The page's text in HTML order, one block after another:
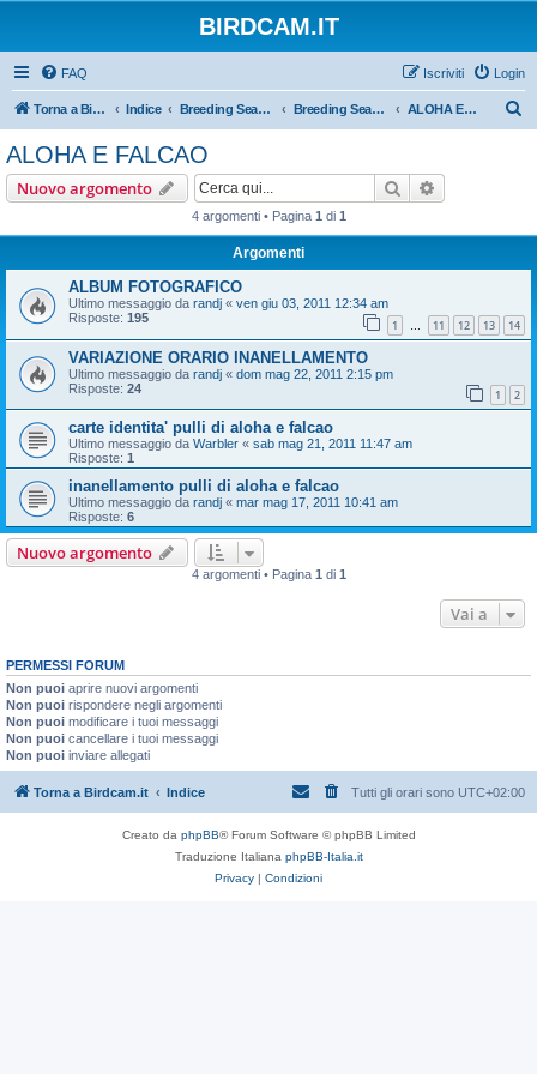
BIRDCAM.IT
FAQ Login
Iscriviti
Torna a Birdcam.it Indice Breeding Seasons 2011 Breeding Season 2011 ALOHA E FALCAO
ALOHA E FALCAO
Nuovo argomento Cerca
4 argomenti • Pagina 1 di 1
Argomenti
ALBUM FOTOGRAFICO
Ultimo messaggio da randj « ven giu 03, 2011 12:34 am
Risposte: 195 1 … 11 12 13 14
VARIAZIONE ORARIO INANELLAMENTO
Ultimo messaggio da randj « dom mag 22, 2011 2:15 pm
Risposte: 24 1 2
carte identita' pulli di aloha e falcao
Ultimo messaggio da Warbler « sab mag 21, 2011 11:47 am
Risposte: 1
inanellamento pulli di aloha e falcao
Ultimo messaggio da randj « mar mag 17, 2011 10:41 am
Risposte: 6
Nuovo argomento
4 argomenti • Pagina 1 di 1
Vai a
PERMESSI FORUM
Non puoi aprire nuovi argomenti
Non puoi rispondere negli argomenti
Non puoi modificare i tuoi messaggi
Non puoi cancellare i tuoi messaggi
Non puoi inviare allegati
Torna a Birdcam.it Indice Tutti gli orari sono UTC+02:00
Creato da phpBB® Forum Software © phpBB Limited
Traduzione Italiana phpBB-Italia.it
Privacy | Condizioni